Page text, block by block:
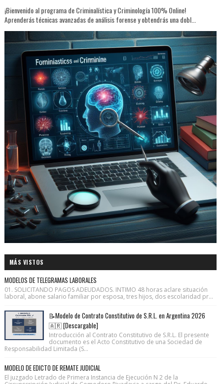
¡Bienvenido al programa de Criminalística y Criminología 100% Online!
Aprenderás técnicas avanzadas de análisis forense y obtendrás una dobl...
MÁS VISTOS
MODELOS DE TELEGRAMAS LABORALES
01. SOLICITANDO PAGOS ADEUDADOS. INTIMO 48 horas aclare situación
laboral, abone salario familiar por esposa, tres hijos, dos escolaridad pr...
📝Modelo de Contrato Constitutivo de S.R.L. en Argentina 2026
🇦🇷 [Descargable]
Introducción al Contrato Constitutivo de S.R.L. El presente
documento es el Acto Constitutivo de una Sociedad de
Responsabilidad Limitada (S...
MODELO DE EDICTO DE REMATE JUDICIAL
El juzgado Letrado de Primera Instancia de Ejecución N 2 de la